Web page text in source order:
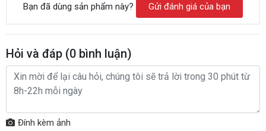
Bạn đã dùng sản phẩm này? Gửi đánh giá của bạn
Hỏi và đáp (0 bình luận)
Đính kèm ảnh